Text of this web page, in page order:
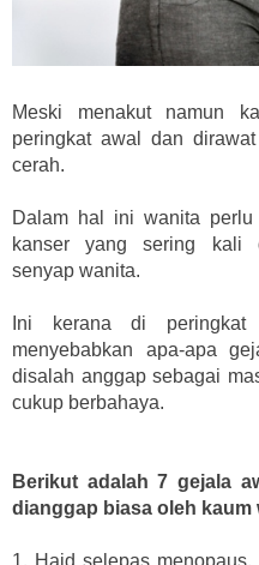
Meski menakut namun
peringkat awal dan
cerah.
Dalam hal ini wanita perlu
kanser yang sering kali
senyap wanita.
Ini kerana di
menyebabkan apa-apa
disalah anggap sebagai
cukup berbahaya.
Berikut adalah 7 gejala
dianggap biasa oleh kaum
1. Haid selepas